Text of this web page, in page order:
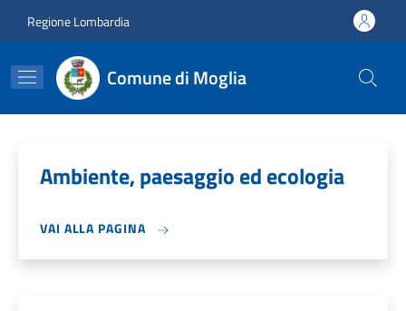
Regione Lombardia
Comune di Moglia
Ambiente, paesaggio ed ecologia
VAI ALLA PAGINA